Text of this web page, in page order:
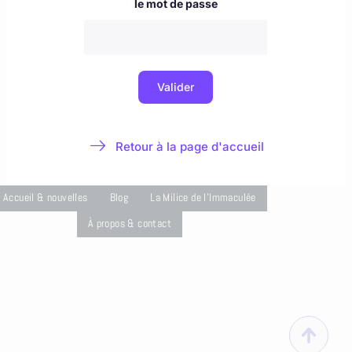
Accueil & nouvelles Blog
La Milice de l'Immaculée
À propos & contact